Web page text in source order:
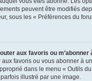
peuvent être modifiés
sous les « Préférences du
aux favoris ou m’abonner
favoris ou vous abonner à
dans le menu « Outils
illustré par une image.